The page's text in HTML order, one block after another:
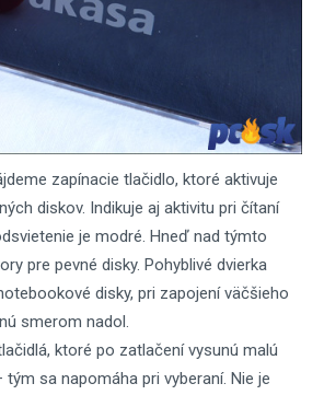
zapínacie tlačidlo, ktoré aktivuje
diskov. Indikuje aj aktivitu pri čítaní
je modré. Hneď nad týmto
pre pevné disky. Pohyblivé dvierka
disky, pri zapojení väčšieho
smerom nadol.
ktoré po zatlačení vysunú malú
sa napomáha pri vyberaní. Nie je